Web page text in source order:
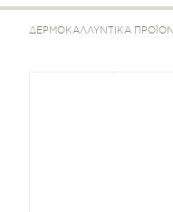
ΔΕΡΜΟΚΑΛΛΥΝΤΙΚΑ